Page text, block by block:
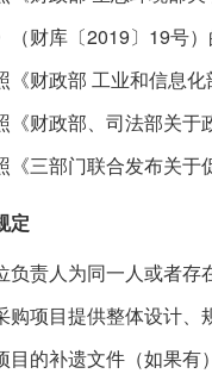
（财库〔2019 〕 19号）
《财政部 工业和信息
《财政部、司法部关
《三部门联合发布关
定
负责人为同一人或者
购项目提供整体设计
目的补遗文件（如果